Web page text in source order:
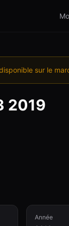
sur le
2019
Année